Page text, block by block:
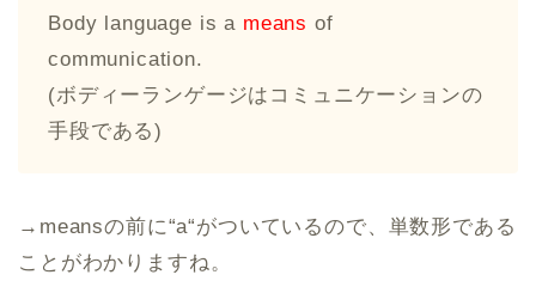
Body language is a means of
communication.
(ボディーランゲージはコミュニケーションの
手段である)
→meansの前に“a“がついているので、単数形である
ことがわかりますね。